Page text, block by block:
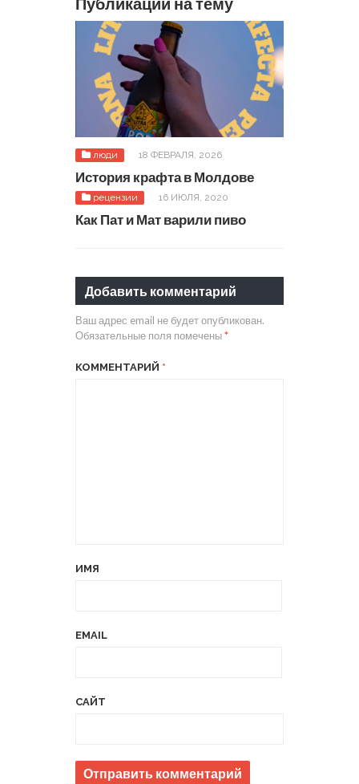
люди 18 ФЕВРАЛЯ, 2026
История крафта в Молдове
рецензии 16 ИЮЛЯ, 2020
Как Пат и Мат варили пиво
Добавить комментарий
Ваш адрес email не будет опубликован.
Обязательные поля помечены*
КОММЕНТАРИЙ *
ИМЯ
EMAIL
САЙТ